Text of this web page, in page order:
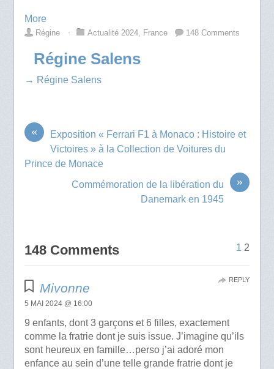
More
Régine ⋅ Actualité 2024, France 148 Comments
Régine Salens
→ Régine Salens
«
Exposition « Ferrari F1 à Monaco : Histoire et
Victoires » à la Collection de Voitures du
Prince de Monace
»
Commémoration de la libération du
Danemark en 1945
148 Comments 1 2
Mivonne
5 MAI 2024 @ 16:00
9 enfants, dont 3 garçons et 6 filles, exactement
comme la fratrie dont je suis issue. J’imagine qu’ils
sont heureux en famille…perso j’ai adoré mon
enfance au sein d’une telle grande fratrie dont je
REPLY